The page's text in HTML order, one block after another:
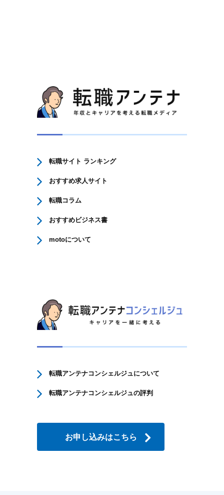
転職サイト ランキング
おすすめ求人サイト
転職コラム
おすすめビジネス書
motoについて
転職アンテナコンシェルジュについて
転職アンテナコンシェルジュの評判
お申し込みはこちら